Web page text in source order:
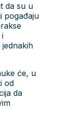
da su u
pogađaju
i
će, u
od
da